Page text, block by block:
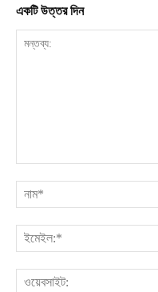
একটি উত্তর দিন